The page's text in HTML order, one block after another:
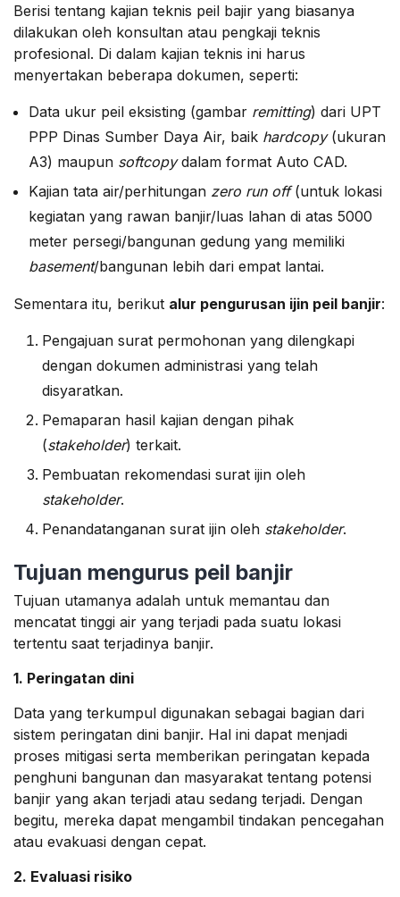
Berisi tentang kajian teknis peil bajir yang biasanya
dilakukan oleh konsultan atau pengkaji teknis
profesional. Di dalam kajian teknis ini harus
menyertakan beberapa dokumen, seperti:
Data ukur peil eksisting (gambar remitting) dari UPT
PPP Dinas Sumber Daya Air, baik hardcopy(ukuran
A3) maupun softcopydalam format Auto CAD.
Kajian tata air/perhitungan zero run off(untuk lokasi
kegiatan yang rawan banjir/luas lahan di atas 5000
meter persegi/bangunan gedung yang memiliki
basement/bangunan lebih dari empat lantai.
Sementara itu, berikut alur pengurusan ijin peil banjir:
Pengajuan surat permohonan yang dilengkapi
dengan dokumen administrasi yang telah
disyaratkan.
Pemaparan hasil kajian dengan pihak
(stakeholder) terkait.
Pembuatan rekomendasi surat ijin oleh
stakeholder.
Penandatanganan surat ijin oleh stakeholder.
Tujuan mengurus peil banjir
Tujuan utamanya adalah untuk memantau dan
mencatat tinggi air yang terjadi pada suatu lokasi
tertentu saat terjadinya banjir.
1. Peringatan dini
Data yang terkumpul digunakan sebagai bagian dari
sistem peringatan dini banjir. Hal ini dapat menjadi
proses mitigasi serta memberikan peringatan kepada
penghuni bangunan dan masyarakat tentang potensi
banjir yang akan terjadi atau sedang terjadi. Dengan
begitu, mereka dapat mengambil tindakan pencegahan
atau evakuasi dengan cepat.
2. Evaluasi risiko